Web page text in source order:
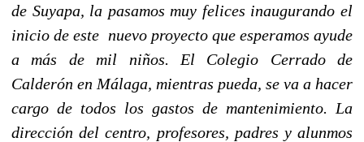
de Suyapa, la pasamos muy felices inaugurando el
inicio de este nuevo proyecto que esperamos ayude
a más de mil niños. El Colegio Cerrado de
Calderón en Málaga, mientras pueda, se va a hacer
cargo de todos los gastos de mantenimiento. La
dirección del centro, profesores, padres y alunmos